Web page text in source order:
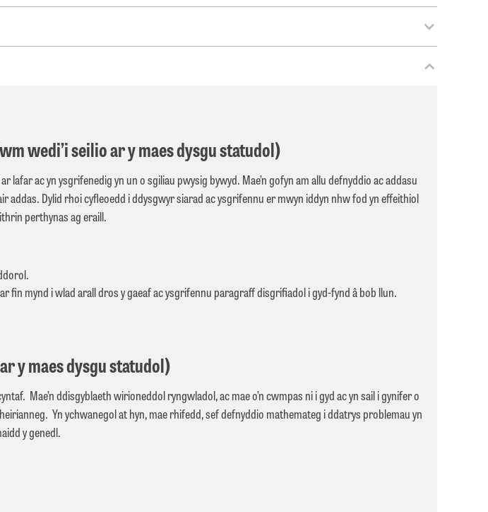
wedi’i seilio ar y maes dysgu statudol)
ac yn ysgrifenedig yn un o sgiliau pwysig bywyd. Mae’n gofyn am allu defnyddio ac addasu
Dylid rhoi cyﬂeoedd i ddysgwyr siarad ac ysgrifennu er mwyn iddyn nhw fod yn effeithiol
perthynas ag eraill.
fin mynd i wlad arall dros y gaeaf ac ysgrifennu paragraff disgrifiadol i gyd-fynd â bob llun.
y maes dysgu statudol)
Mae’n ddisgyblaeth wirioneddol ryngwladol, ac mae o’n cwmpas ni i gyd ac yn sail i gynifer o
Yn ychwanegol at hyn, mae rhifedd, sef defnyddio mathemateg i ddatrys problemau yn
y genedl.